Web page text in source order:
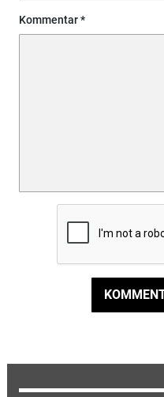
Kommentar